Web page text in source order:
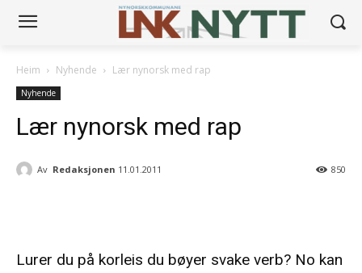
Heim Nyhende Lær nynorsk med rap
Nyhende
Lær nynorsk med rap
Av Redaksjonen 11.01.2011 850
Lurer du på korleis du bøyer svake verb? No kan